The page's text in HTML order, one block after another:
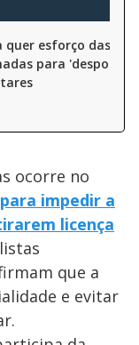
quer esforço das
para
ocorre no
para impedir a
licença
que a
e evitar